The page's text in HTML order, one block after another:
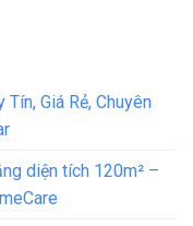
Tín, Giá Rẻ, Chuyên
diện tích 120m² –